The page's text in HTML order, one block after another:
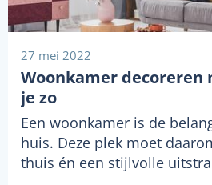
27 mei 2022
Woonkamer decoreren
je zo
Een woonkamer is de
huis. Deze plek moet
thuis én een stijlvolle